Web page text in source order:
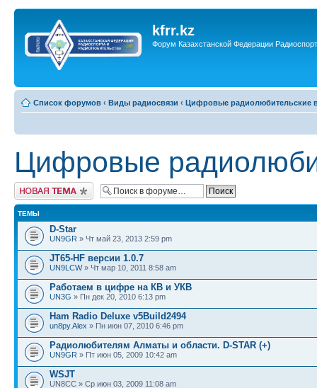
kfrr.kz
Форум Казахстанской Федерации
Список форумов ‹ Виды радиосвязи ‹ Цифровые радиолюбительские
Цифровые
Новая тема
ТЕМЫ
D-Star
UN9GR » Чт май 23, 2013 2:59 pm
JT65-HF версии 1.0.7
UN9LCW» Чт мар 10, 2011 8:58 am
Работаем в цифре на КВ и УКВ
UN3G » Пн дек 20, 2010 6:13 pm
Ham Radio Deluxe v5Build2494
un8py.Alex » Пн июн 07, 2010 6:46 pm
Радиолюбителям Алматы и области. D-STAR (+)
UN9GR » Пт июн 05, 2009 10:42 am
WSJT
UN8CC » Ср июн 03, 2009 11:08 am